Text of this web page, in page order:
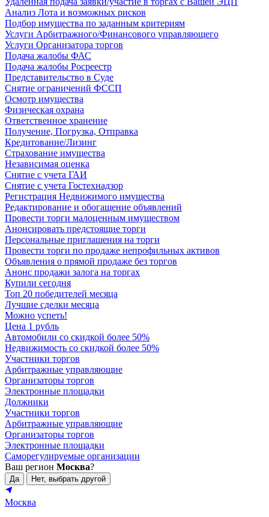
Анализ Лота и возможных рисков
Подбор имущества по заданным критериям
Услуги Арбитражного/Финансового управляющего
Услуги Организатора торгов
Подача жалобы ФАС
Подача жалобы Росреестр
Представительство в Суде
Снятие ограничений ФССП
Осмотр имущества
Физическая охрана
Ответственное хранение
Получение, Погрузка, Отправка
Кредитование/Лизинг
Страхование имущества
Независимая оценка
Снятие с учета ГАИ
Снятие с учета Гостехнадзор
Регистрация Недвижимого имущества
Редактирование и обогащение объявлений
Провести торги малоценным имуществом
Анонсировать предстоящие торги
Персональные приглашения на торги
Провести торги по продаже непрофильных активов
Объявления о прямой продаже без торгов
Анонс продажи залога на торгах
Купили сегодня
Топ 20 победителей месяца
Лучшие сделки месяца
Можно успеть!
Цена 1 рубль
Автомобили со скидкой более 50%
Недвижимость со скидкой более 50%
Участники торгов
Арбитражные управляющие
Организаторы торгов
Электронные площадки
Должники
Участники торгов
Арбитражные управляющие
Организаторы торгов
Электронные площадки
Саморегулируемые организации
Ваш регион Москва?
Да Нет, выбрать другой
Москва